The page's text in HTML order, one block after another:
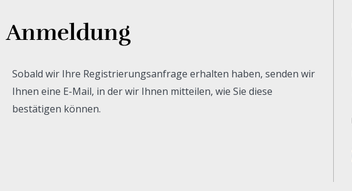
Anmeldung
Sobald wir Ihre Registrierungsanfrage erhalten haben, senden wir
Ihnen eine E-Mail, in der wir Ihnen mitteilen, wie Sie diese
bestätigen können.